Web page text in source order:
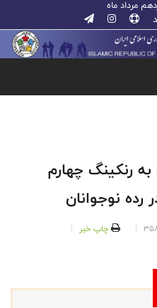
مرداد ماه
به رنکینگ چهارم
نوجوانان
چاپ خبر